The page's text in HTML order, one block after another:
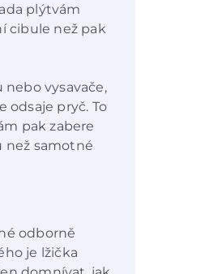
plýtvám
cibule než pak
vysavače,
odsaje pryč. To
pak zabere
než samotné
odborně
je lžička